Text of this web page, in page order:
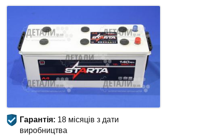
Гарантія: 18 місяців з дати
виробництва